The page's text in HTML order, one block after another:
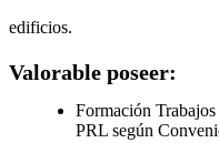
edificios.
Valorable poseer:
Formación
PRL según